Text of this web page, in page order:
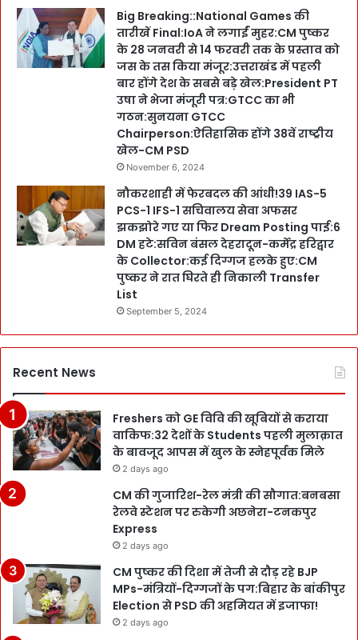
Big Breaking::National Games की
तारीखें Final:IoA ने लगाईं मुहर:CM पुष्कर
के 28 जनवरी से 14 फरवरी तक के प्रस्ताव को
जस के तस किया मंजूर:उत्तराखंड में पहली
बार होंगे देश के सबसे बड़े खेल:President PT
उषा ने भेजा मंजूरी पत्र:GTCC का भी
गठन:सुनयना GTCC
Chairperson:ऐतिहासिक होंगे 38वें राष्ट्रीय
खेल-CM PSD
November 6, 2024
नौकरशाही में फेरबदल की आंधी!39 IAS-5
PCS-1 IFS-1 सचिवालय सेवा अफसर
झकझोरे गए या फिर Dream Posting पाई:6
DM हटे:सविन बंसल देहरादून-कर्मेंद्र हरिद्वार
के Collector:कई दिग्गज हलके हुए:CM
पुष्कर ने रात घिरते ही निकाली Transfer
List
September 5, 2024
Recent News
Freshers को GE विवि की खूबियों से कराया
वाकिफ:32 देशों के Students पहली मुलाक़ात
के बावजूद आपस में खुल के स्नेहपूर्वक मिले
2 days ago
CM की गुजारिश-रेल मंत्री की सौगात:बनबसा
रेलवे स्टेशन पर रुकेगी अछनेरा-टनकपुर
Express
2 days ago
CM पुष्कर की दिशा में तेजी से दौड़ रहे BJP
MPs-मंत्रियों-दिग्गजों के पग:बिहार के बांकीपुर
Election से PSD की अहमियत में इजाफा!
2 days ago